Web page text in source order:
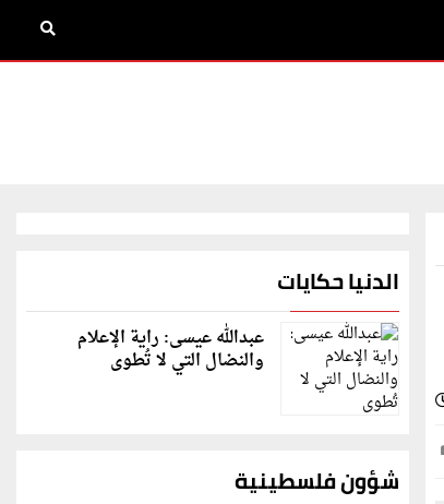
الدنيا حكايات
عبدالله عيسى: راية الإعلام
والنضال التي لا تُطوى
شؤون فلسطينية